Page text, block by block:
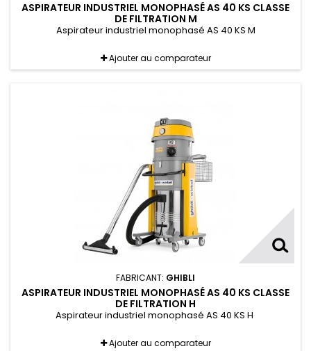
ASPIRATEUR INDUSTRIEL MONOPHASÉ AS 40 KS CLASSE
DE FILTRATION M
Aspirateur industriel monophasé AS 40 KS M
Ajouter au comparateur
FABRICANT: GHIBLI
ASPIRATEUR INDUSTRIEL MONOPHASÉ AS 40 KS CLASSE
DE FILTRATION H
Aspirateur industriel monophasé AS 40 KS H
Ajouter au comparateur